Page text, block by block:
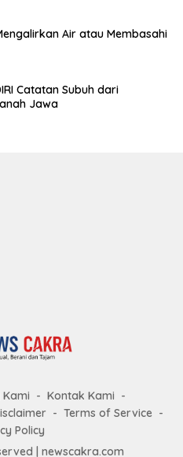
Air atau Membasahi
Catatan Subuh dari
Jawa
Kami
Kontak Kami
Terms of Service
Policy
| newscakra.com